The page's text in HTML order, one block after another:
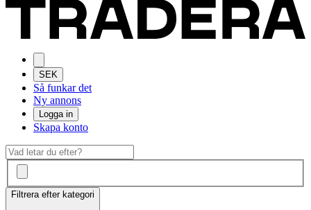
SEK
Så funkar det
Ny annons
Logga in
Skapa konto
Filtrera efter kategori